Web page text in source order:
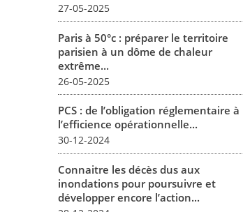
27-05-2025
Paris à 50°c : préparer le territoire
parisien à un dôme de chaleur
extrême...
26-05-2025
PCS : de l’obligation réglementaire à
l’efficience opérationnelle...
30-12-2024
Connaitre les décès dus aux
inondations pour poursuivre et
développer encore l’action...